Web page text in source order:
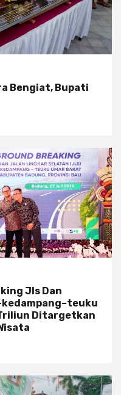
Bengiat, Bupati
Jls Dan
Ditargetkan